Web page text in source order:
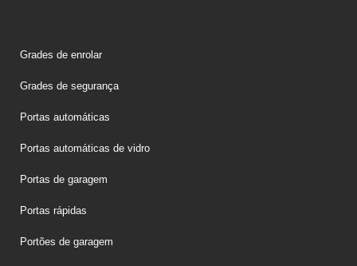
Grades de enrolar
Grades de segurança
Portas automáticas
Portas automáticas de vidro
Portas de garagem
Portas rápidas
Portões de garagem